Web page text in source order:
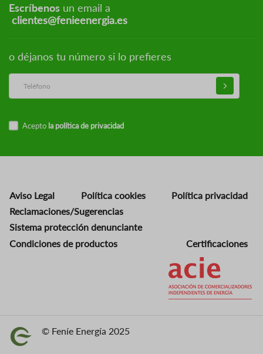
Escríbenos un email a
clientes@fenieenergia.es
o déjanos tu número si lo prefieres
Acepto la política de privacidad
Aviso Legal Política cookies
Política privacidad
Reclamaciones/Sugerencias
Sistema protección denunciante
Condiciones de productos
Certificaciones
Imagen © Feníe Energía 2025